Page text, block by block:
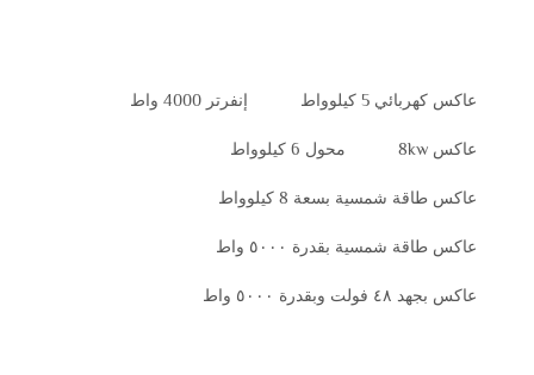
عاكس كهربائي 5 كيلوواط إنفرتر 4000 واط
عاكس 8kw محول 6 كيلوواط
عاكس طاقة شمسية بسعة 8 كيلوواط
عاكس طاقة شمسية بقدرة ٥٠٠٠ واط
عاكس بجهد ٤٨ فولت وبقدرة ٥٠٠٠ واط